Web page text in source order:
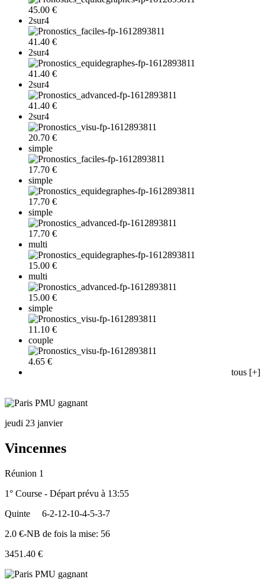
45.00 €
2sur4
41.40 €
2sur4
41.40 €
2sur4
41.40 €
2sur4
20.70 €
simple
17.70 €
simple
17.70 €
simple
17.70 €
multi
15.00 €
multi
15.00 €
simple
11.10 €
couple
4.65 €
tous [+]
jeudi 23 janvier
Vincennes
Réunion 1
1° Course - Départ prévu à 13:55
Quinte
6-2-12-10-4-5-3-7
2.0 €-NB de fois la mise: 56
3451.40 €